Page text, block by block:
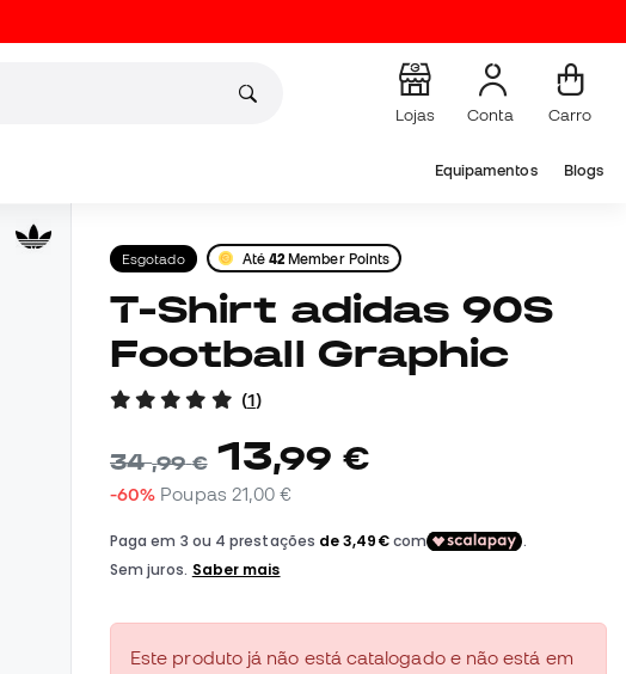
Lojas Conta Carro
Equipamentos Blogs
Esgotado Até 42 Member Points
T-Shirt adidas 90S
Football Graphic
(1)
34,99 € 13,99 €
-60% Poupas 21,00 €
Este produto já não está catalogado e não está em